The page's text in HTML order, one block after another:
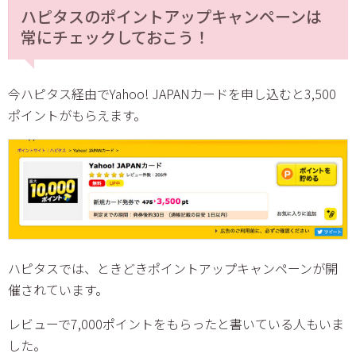
ハピタスのポイントアップキャンペーンは
常にチェックしておこう！
今ハピタス経由でYahoo! JAPANカードを申し込むと3,500
ポイントがもらえます。
ハピタスでは、ときどきポイントアップキャンペーンが開
催されています。
レビューで7,000ポイントをもらったと書いている人もいま
した。